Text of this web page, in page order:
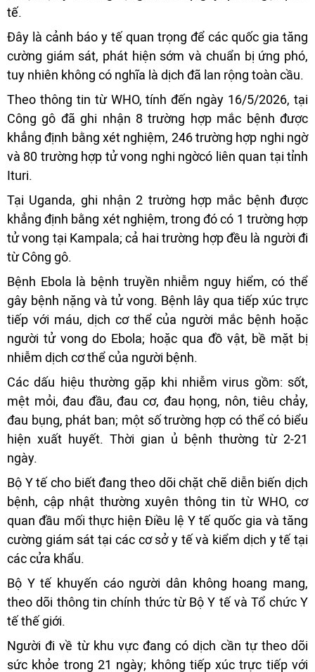
tế.
Đây là cảnh báo y tế quan trọng để các quốc gia tăng
cường giám sát, phát hiện sớm và chuẩn bị ứng phó,
tuy nhiên không có nghĩa là dịch đã lan rộng toàn cầu.
Theo thông tin từ WHO, tính đến ngày 16/5/2026, tại
Công gô đã ghi nhận 8 trường hợp mắc bệnh được
khẳng định bằng xét nghiệm, 246 trường hợp nghi ngờ
và 80 trường hợp tử vong nghi ngờcó liên quan tại tỉnh
Ituri.
Tại Uganda, ghi nhận 2 trường hợp mắc bệnh được
khẳng định bằng xét nghiệm, trong đó có 1 trường hợp
tử vong tại Kampala; cả hai trường hợp đều là người đi
từ Công gô.
Bệnh Ebola là bệnh truyền nhiễm nguy hiểm, có thể
gây bệnh nặng và tử vong. Bệnh lây qua tiếp xúc trực
tiếp với máu, dịch cơ thể của người mắc bệnh hoặc
người tử vong do Ebola; hoặc qua đồ vật, bề mặt bị
nhiễm dịch cơ thể của người bệnh.
Các dấu hiệu thường gặp khi nhiễm virus gồm: sốt,
mệt mỏi, đau đầu, đau cơ, đau họng, nôn, tiêu chảy,
đau bụng, phát ban; một số trường hợp có thể có biểu
hiện xuất huyết. Thời gian ủ bệnh thường từ 2-21
ngày.
Bộ Y tế cho biết đang theo dõi chặt chẽ diễn biến dịch
bệnh, cập nhật thường xuyên thông tin từ WHO, cơ
quan đầu mối thực hiện Điều lệ Y tế quốc gia và tăng
cường giám sát tại các cơ sở y tế và kiểm dịch y tế tại
các cửa khẩu.
Bộ Y tế khuyến cáo người dân không hoang mang,
theo dõi thông tin chính thức từ Bộ Y tế và Tổ chức Y
tế thế giới.
Người đi về từ khu vực đang có dịch cần tự theo dõi
sức khỏe trong 21 ngày; không tiếp xúc trực tiếp với